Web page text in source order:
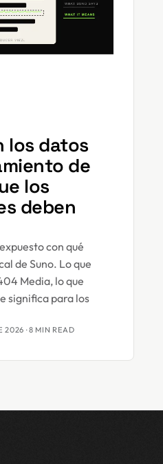
los datos
de
los
deben
con qué
de Suno. Lo que
Media, lo que
significa para los
2026 · 8 MIN READ